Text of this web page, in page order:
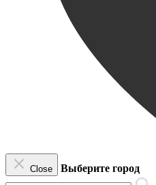
Close Выберите город